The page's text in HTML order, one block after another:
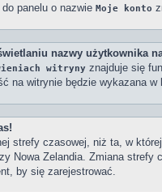
panelu o nazwie Moje konto
nazwy użytkownika
witryny znajduje się
na witrynie będzie wykazana
strefy czasowej, niż ta, w
Nowa Zelandia. Zmiana
by się zarejestrować.